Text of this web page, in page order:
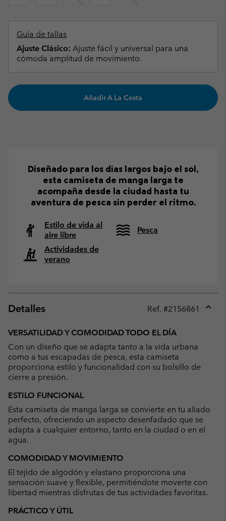
Guía de tallas
Ajuste Clásico: Ajuste fácil y universal para una
cómoda amplitud de movimiento.
Añadir A La Cesta
Diseñado para los días largos bajo el sol,
esta camiseta de manga larga te
acompaña desde la ciudad hasta tu
aventura de pesca sin perder el ritmo.
Estilo de vida al
aire libre
Pesca
Actividades de
verano
Detalles Ref. #2156861
VERSATILIDAD Y COMODIDAD TODO EL DÍA
Con un diseño que se adapta tanto a la vida urbana
como a tus escapadas de pesca, esta camiseta
proporciona estilo y funcionalidad con su bolsillo de
cierre a presión.
ESTILO FUNCIONAL
Esta camiseta de manga larga se convierte en tu aliado
perfecto, ofreciendo un aspecto desenfadado que se
adapta a cualquier entorno, tanto en la ciudad o en el
agua.
COMODIDAD Y MOVIMIENTO
El tejido de algodón y elastano proporciona una
sensación suave y flexible, permitiéndote moverte con
libertad mientras disfrutas de tus actividades favoritas.
PRÁCTICO Y ÚTIL